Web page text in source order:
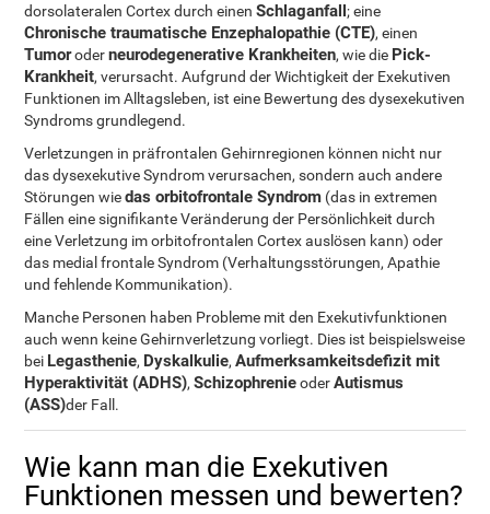
dorsolateralen Cortex durch einenSchlaganfall; eine
Chronische traumatische Enzephalopathie (CTE), einen
Tumoroderneurodegenerative Krankheiten, wie die Pick-
Krankheit, verursacht. Aufgrund der Wichtigkeit der Exekutiven
Funktionen im Alltagsleben, ist eine Bewertung des dysexekutiven
Syndroms grundlegend.
Verletzungen in präfrontalen Gehirnregionen können nicht nur
das dysexekutive Syndrom verursachen, sondern auch andere
Störungen wiedas orbitofrontale Syndrom (das in extremen
Fällen eine signifikante Veränderung der Persönlichkeit durch
eine Verletzung im orbitofrontalen Cortex auslösen kann) oder
das medial frontale Syndrom (Verhaltungsstörungen, Apathie
und fehlende Kommunikation).
Manche Personen haben Probleme mit den Exekutivfunktionen
auch wenn keine Gehirnverletzung vorliegt. Dies ist beispielsweise
bei Legasthenie, Dyskalkulie,Aufmerksamkeitsdefizit mit
Hyperaktivität (ADHS),SchizophrenieoderAutismus
(ASS)der Fall.
Wie kann man die Exekutiven
Funktionen messen und bewerten?